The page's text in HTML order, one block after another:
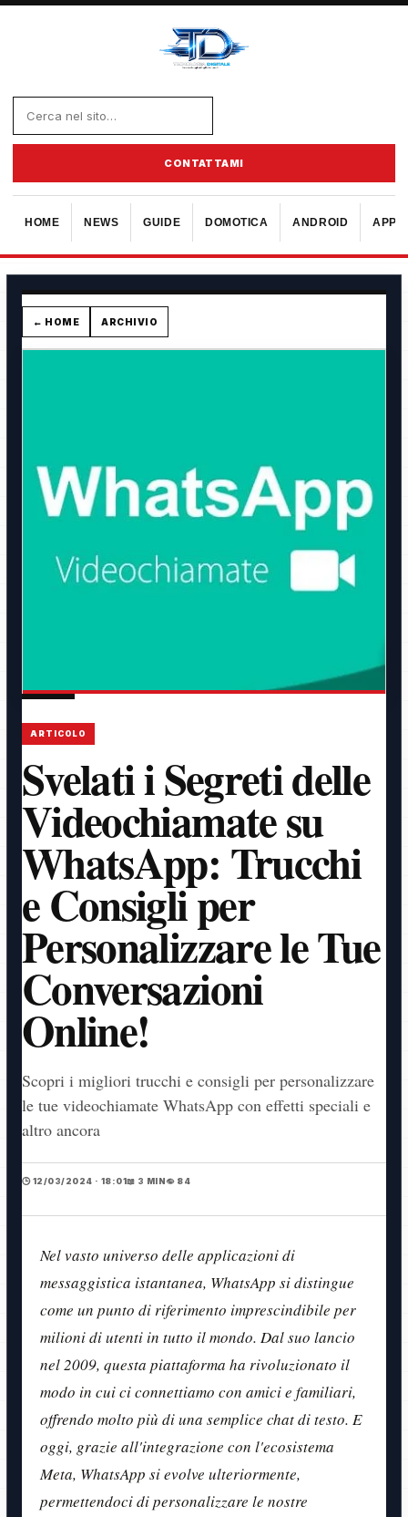
CONTATTAMI
HOME NEWS GUIDE DOMOTICA ANDROID
← HOME ARCHIVIO
ARTICOLO
Svelati i Segreti delle
Videochiamate su
WhatsApp: Trucchi
e Consigli per
Personalizzare le Tue
Conversazioni
Online!
Scopri i migliori trucchi e consigli per personalizzare
le tue videochiamate WhatsApp con effetti speciali e
altro ancora
🕒 12/03/2024 · 18:01📖 3 MIN👁️ 84
Nel vasto universo delle applicazioni di
messaggistica istantanea, WhatsApp si distingue
come un punto di riferimento imprescindibile per
milioni di utenti in tutto il mondo. Dal suo lancio
nel 2009, questa piattaforma ha rivoluzionato il
modo in cui ci connettiamo con amici e familiari,
offrendo molto più di una semplice chat di testo. E
oggi, grazie all'integrazione con l'ecosistema
Meta, WhatsApp si evolve ulteriormente,
permettendoci di personalizzare le nostre